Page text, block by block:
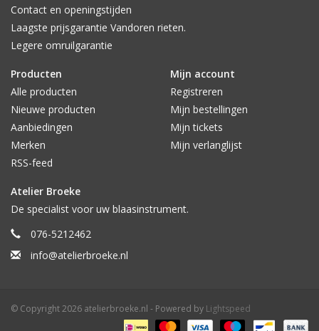
Contact en openingstijden
Laagste prijsgarantie Vandoren rieten.
Legere omruilgarantie
Producten
Alle producten
Nieuwe producten
Aanbiedingen
Merken
RSS-feed
Mijn account
Registreren
Mijn bestellingen
Mijn tickets
Mijn verlanglijst
Atelier Broeke
De specialist voor uw blaasinstrument.
076-5212462
info@atelierbroeke.nl
© Copyright 2026 atelierbroeke.nl - Powered by Lightspeed